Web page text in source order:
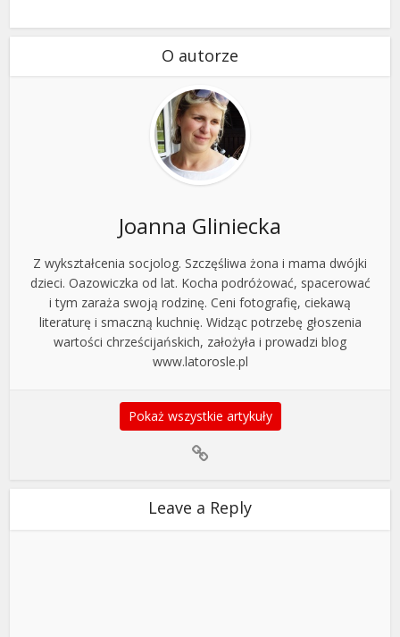
O autorze
Joanna Gliniecka
Z wykształcenia socjolog. Szczęśliwa żona i mama dwójki
dzieci. Oazowiczka od lat. Kocha podróżować, spacerować
i tym zaraża swoją rodzinę. Ceni fotografię, ciekawą
literaturę i smaczną kuchnię. Widząc potrzebę głoszenia
wartości chrześcijańskich, założyła i prowadzi blog
www.latorosle.pl
Pokaż wszystkie artykuły
Leave a Reply